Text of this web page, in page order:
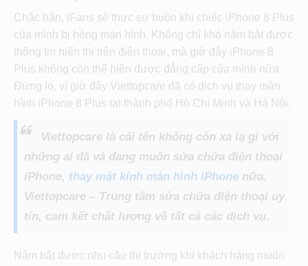
Chắc hẳn, iFans sẽ thực sự buồn khi chiếc iPhone 8 Plus
của mình bị hỏng màn hình. Không chỉ khó nắm bắt được
thông tin hiển thị trên điện thoại, mà giờ đây iPhone 8
Plus không còn thể hiện được đẳng cấp của mình nữa.
Đừng lo, vì giờ đây Viettopcare đã có dịch vụ thay màn
hình iPhone 8 Plus tại thành phố Hồ Chí Minh và Hà Nội.
Viettopcare là cái tên không còn xa lạ gì với
những ai đã và đang muốn sửa chữa điện thoại
iPhone, thay mặt kính màn hình iPhone nữa.
Viettopcare – Trung tâm sửa chữa điện thoại uy
tín, cam kết chất lượng về tất cả các dịch vụ.
Nắm bắt được nhu cầu thị trường khi khách hàng muốn